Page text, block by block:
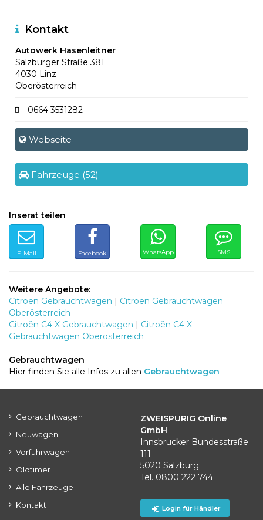
Kontakt
Autowerk Hasenleitner
Salzburger Straße 381
4030 Linz
Oberösterreich
0664 3531282
Webseite
Fahrzeuge (52)
Inserat teilen
E-Mail Facebook WhatsApp SMS
Weitere Angebote:
Citroën Gebrauchtwagen | Citroën Gebrauchtwagen
Oberösterreich
Citroën C4 X Gebrauchtwagen | Citroën C4 X
Gebrauchtwagen Oberösterreich
Gebrauchtwagen
Hier finden Sie alle Infos zu allen Gebrauchtwagen
Gebrauchtwagen
Neuwagen
Vorführwagen
Oldtimer
Alle Fahrzeuge
Kontakt
ZWEISPURIG Online
GmbH
Innsbrucker Bundesstraße
111
5020 Salzburg
Tel. 0800 222 744
Login für Händler